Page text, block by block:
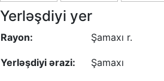
Yerləşdiyi yer
Rayon: Şamaxı r.
Yerləşdiyi ərazi: Şamaxı